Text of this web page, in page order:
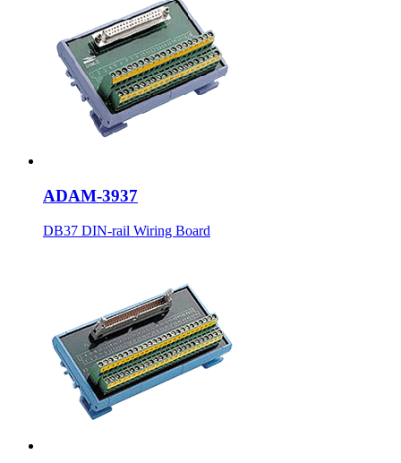
ADAM-3937
DB37 DIN-rail Wiring Board